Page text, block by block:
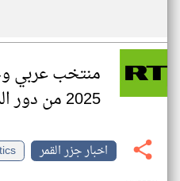
منتخب عربي
2025 من دور المجموعات
اخبار جزر القمر